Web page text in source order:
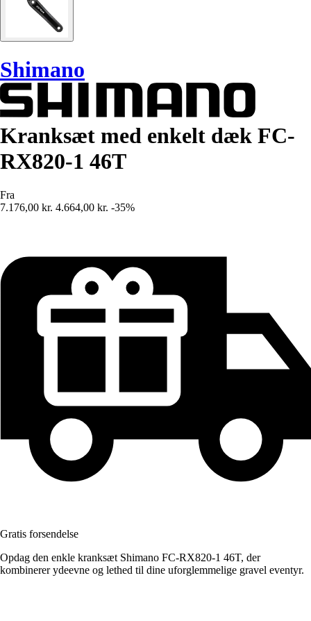
Shimano
Kranksæt med enkelt dæk FC-
RX820-1 46T
Fra
7.176,00 kr. 4.664,00 kr. -35%
Gratis forsendelse
Opdag den enkle kranksæt Shimano FC-RX820-1 46T, der
kombinerer ydeevne og lethed til dine uforglemmelige gravel eventyr.